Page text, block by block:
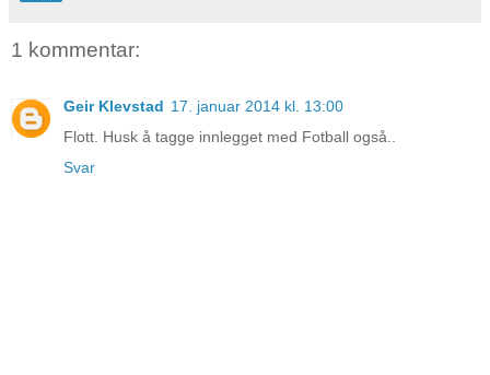
1 kommentar:
Geir Klevstad 17. januar 2014 kl. 13:00
Flott. Husk å tagge innlegget med Fotball også..
Svar